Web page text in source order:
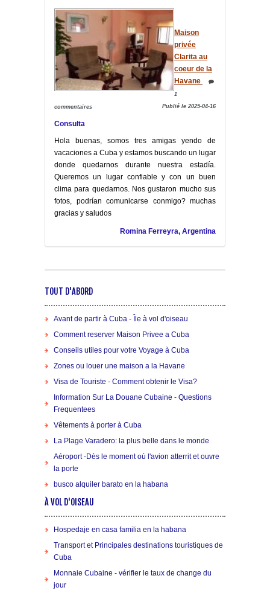
Maison
privée
Clarita au
coeur de la
Havane
1
commentaires Publié le 2025-04-16
Consulta
Hola buenas, somos tres amigas yendo de
vacaciones a Cuba y estamos buscando un lugar
donde quedarnos durante nuestra estadía.
Queremos un lugar confiable y con un buen
clima para quedarnos. Nos gustaron mucho sus
fotos, podrían comunicarse conmigo? muchas
gracias y saludos
Romina Ferreyra, Argentina
TOUT D'ABORD
Avant de partir à Cuba - Île à vol d'oiseau
Comment reserver Maison Privee a Cuba
Conseils utiles pour votre Voyage à Cuba
Zones ou louer une maison a la Havane
Visa de Touriste - Comment obtenir le Visa?
Information Sur La Douane Cubaine - Questions
Frequentees
Vêtements à porter à Cuba
La Plage Varadero: la plus belle dans le monde
Aéroport -Dès le moment où l'avion atterrit et ouvre
la porte
busco alquiler barato en la habana
À VOL D'OISEAU
Hospedaje en casa familia en la habana
Transport et Principales destinations touristiques de
Cuba
Monnaie Cubaine - vérifier le taux de change du
jour